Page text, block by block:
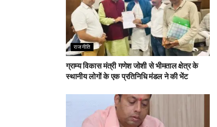
राजनीति
ग्राम्य विकास मंत्री गणेश जोशी से भीमताल क्षेत्र के
स्थानीय लोगों के एक प्रतिनिधि मंडल ने की भेंट